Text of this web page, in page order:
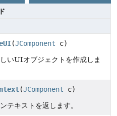
(JComponent c)
いUIオブジェクトを作成しま
(JComponent c)
テキストを返します。